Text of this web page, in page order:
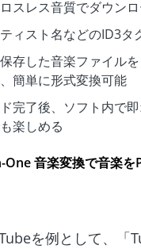
スレス音質でダウン
ィスト名などのID3タ
存した音楽ファイル
簡単に形式変換可能
完了後、ソフト内で
楽しめる
音楽変換で音楽を
を例として、「